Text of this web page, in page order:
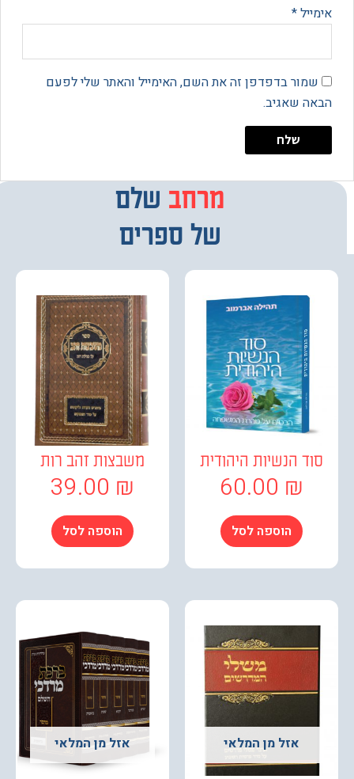
בדפדפן זה את השם, האימייל והאתר שלי לפעם
שאגיב.
מרחב
מבחרשלם
של ספרים
הנשיות היהודית
60.00
הוספה לסל
משבצות זהב רות
39.00
הוספה לסל
אזל מן המלאי אזל מן המלאי